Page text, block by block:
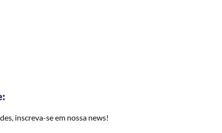
inscreva-se em nossa news!